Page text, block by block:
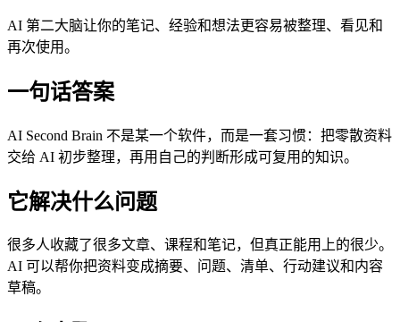
AI 第二大脑让你的笔记、经验和想法更容易被整理、看见和
再次使用。
一句话答案
AI Second Brain 不是某一个软件，而是一套习惯：把零散资料
交给 AI 初步整理，再用自己的判断形成可复用的知识。
它解决什么问题
很多人收藏了很多文章、课程和笔记，但真正能用上的很少。
AI 可以帮你把资料变成摘要、问题、清单、行动建议和内容
草稿。